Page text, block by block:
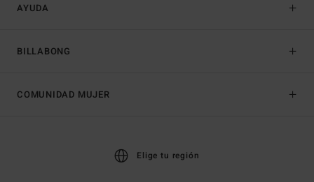
AYUDA
BILLABONG
COMUNIDAD MUJER
Elige tu región